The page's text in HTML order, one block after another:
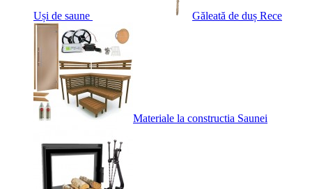
Uși de saune Găleată de duș Rece
Materiale la constructia Saunei